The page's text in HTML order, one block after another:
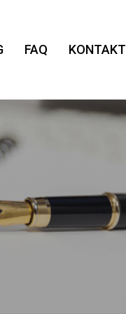
FAQ KONTAKT